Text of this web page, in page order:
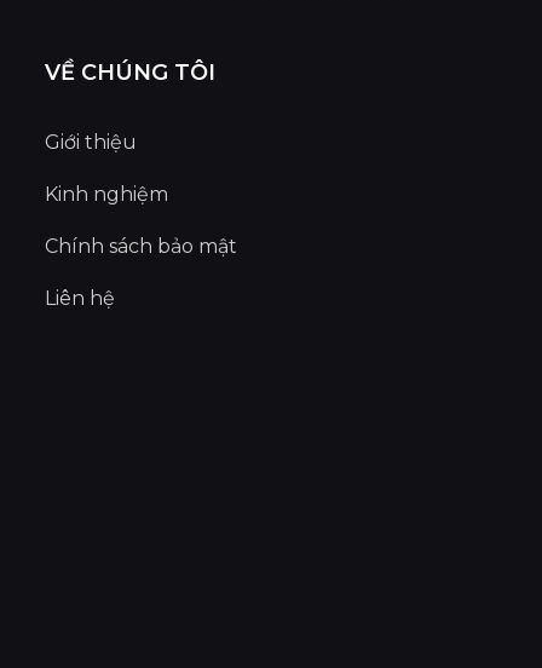
VỀ CHÚNG TÔI
Giới thiệu
Kinh nghiệm
Chính sách bảo mật
Liên hệ